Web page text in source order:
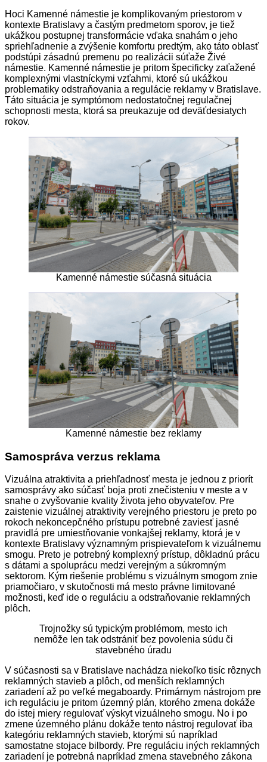
Hoci Kamenné námestie je komplikovaným priestorom v
kontexte Bratislavy a častým predmetom sporov, je tiež
ukážkou postupnej transformácie vďaka snahám o jeho
spriehľadnenie a zvýšenie komfortu predtým, ako táto oblasť
podstúpi zásadnú premenu po realizácii súťaže Živé
námestie. Kamenné námestie je pritom špecificky zaťažené
komplexnými vlastníckymi vzťahmi, ktoré sú ukážkou
problematiky odstraňovania a regulácie reklamy v Bratislave.
Táto situácia je symptómom nedostatočnej regulačnej
schopnosti mesta, ktorá sa preukazuje od deväťdesiatych
rokov.
Kamenné námestie súčasná situácia
Kamenné námestie bez reklamy
Samospráva verzus reklama
Vizuálna atraktivita a priehľadnosť mesta je jednou z priorít
samosprávy ako súčasť boja proti znečisteniu v meste a v
snahe o zvyšovanie kvality života jeho obyvateľov. Pre
zaistenie vizuálnej atraktivity verejného priestoru je preto po
rokoch nekoncepčného prístupu potrebné zaviesť jasné
pravidlá pre umiestňovanie vonkajšej reklamy, ktorá je v
kontexte Bratislavy významným prispievateľom k vizuálnemu
smogu. Preto je potrebný komplexný prístup, dôkladnú prácu
s dátami a spoluprácu medzi verejným a súkromným
sektorom. Kým riešenie problému s vizuálnym smogom znie
priamočiaro, v skutočnosti má mesto právne limitované
možnosti, keď ide o reguláciu a odstraňovanie reklamných
plôch.
Trojnožky sú typickým problémom, mesto ich
nemôže len tak odstrániť bez povolenia súdu či
stavebného úradu
V súčasnosti sa v Bratislave nachádza niekoľko tisíc rôznych
reklamných stavieb a plôch, od menších reklamných
zariadení až po veľké megaboardy. Primárnym nástrojom pre
ich reguláciu je pritom územný plán, ktorého zmena dokáže
do istej miery regulovať výskyt vizuálneho smogu. No i po
zmene územného plánu dokáže tento nástroj regulovať iba
kategóriu reklamných stavieb, ktorými sú napríklad
samostatne stojace bilbordy. Pre reguláciu iných reklamných
zariadení je potrebná napríklad zmena stavebného zákona